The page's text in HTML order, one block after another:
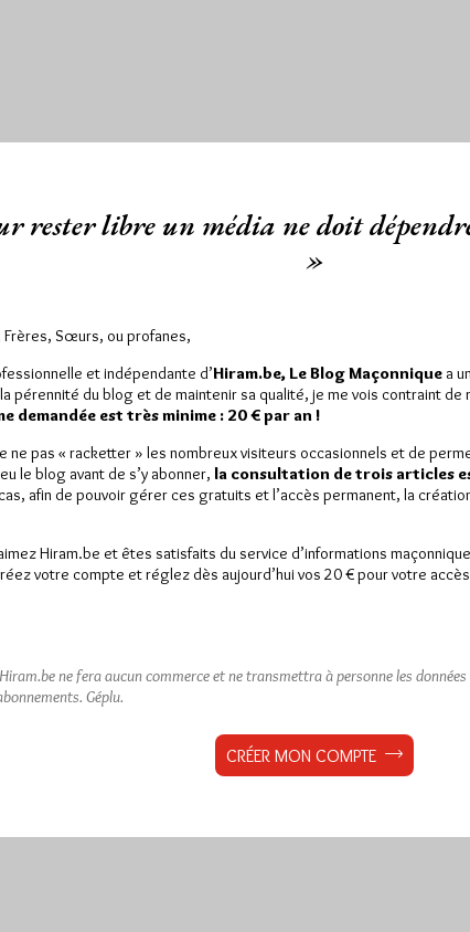
rester libre un média ne doit
»
Frères, Sœurs, ou profanes,
et indépendante d’Hiram.be, Le Blog Maçonnique a
pérennité du blog et de maintenir sa qualité, je me vois contraint de
demandée est très minime : 20 € par an !
ne pas « racketter » les nombreux visiteurs occasionnels et de
le blog avant de s’y abonner, la consultation de trois articles
afin de pouvoir gérer ces gratuits et l’accès permanent, la
Hiram.be et êtes satisfaits du service d’informations
votre compte et réglez dès aujourd’hui vos 20 € pour votre
ne fera aucun commerce et ne transmettra à personne les
Géplu.
CRÉER MON COMPTE